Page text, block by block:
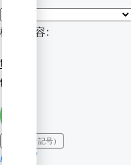
検索内容:
tones
tones
IPA（発音記号）
/təʊnz/